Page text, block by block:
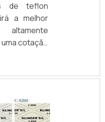
de teflon
a melhor
cotação
e
do
lugar certo!
custo-